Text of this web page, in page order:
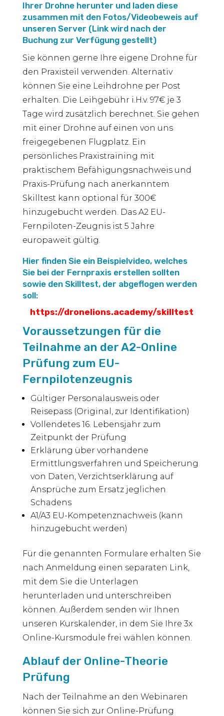
Ihrer Drohne herunter und laden diese
zusammen mit den Fotos/Videobeweis auf
unseren Server (Link wird nach der
Buchung zur Verfügung gestellt)
Sie können gerne Ihre eigene Drohne für
den Praxisteil verwenden. Alternativ
können Sie eine Leihdrohne per Post
erhalten. Die Leihgebühr i.H.v. 97€ je 3
Tage wird zusätzlich berechnet. Sie gehen
mit einer Drohne auf einen von uns
freigegebenen Flugplatz. Ein
persönliches Praxistraining mit
praktischem Befähigungsnachweis und
Praxis-Prüfung nach anerkanntem
Skilltest kann optional für 300€
hinzugebucht werden. Das A2 EU-
Fernpiloten-Zeugnis ist 5 Jahre
europaweit gültig.
Hier finden Sie ein Beispielvideo, welches
Sie bei der Fernpraxis erstellen sollten
sowie den Skilltest, der abgeflogen werden
soll:
https://dronelions.academy/skilltest
Voraussetzungen für die
Teilnahme an der A2-Online
Prüfung zum EU-
Fernpilotenzeugnis
Gültiger Personalausweis oder
Reisepass (Original, zur Identifikation)
Vollendetes 16. Lebensjahr zum
Zeitpunkt der Prüfung
Erklärung über vorhandene
Ermittlungsverfahren und Speicherung
von Daten, Verzichtserklärung auf
Ansprüche zum Ersatz jeglichen
Schadens
A1/A3 EU-Kompetenznachweis (kann
hinzugebucht werden)
Für die genannten Formulare erhalten Sie
nach Anmeldung einen separaten Link,
mit dem Sie die Unterlagen
herunterladen und unterschreiben
können. Außerdem senden wir Ihnen
unseren Kurskalender, in dem Sie Ihre 3x
Online-Kursmodule frei wählen können.
Ablauf der Online-Theorie
Prüfung
Nach der Teilnahme an den Webinaren
können Sie sich zur Online-Prüfung